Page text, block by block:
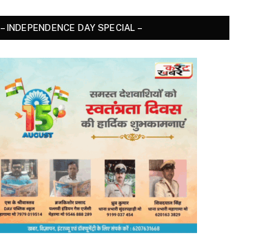
– INDEPENDENCE DAY SPECIAL –